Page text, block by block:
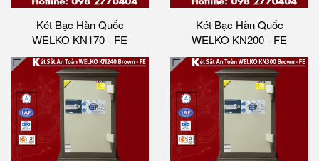
Két Bạc Hàn Quốc
WELKO KN170 - FE
Két Bạc Hàn Quốc
WELKO KN200 - FE